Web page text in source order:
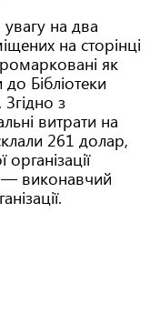
увагу на два
на сторінці
як
Бібліотеки
з
витрати на
261 долар,
— виконавчий